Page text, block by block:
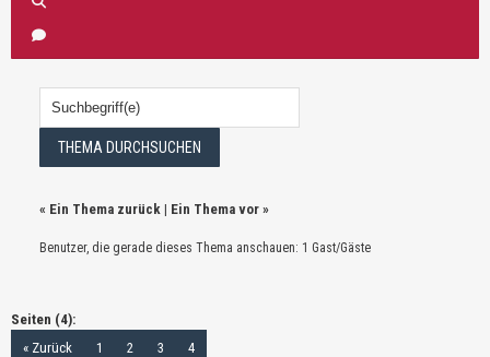
« Ein Thema zurück | Ein Thema vor »
Benutzer, die gerade dieses Thema anschauen: 1 Gast/Gäste
Seiten (4):
« Zurück
1 2 3 4